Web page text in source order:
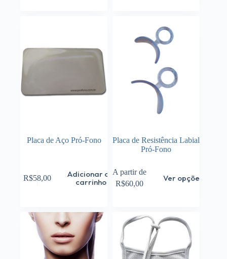
Placa de Aço Pró-Fono
R$58,00
Adicionar ao
carrinho
Placa de Resistência Labial
Pró-Fono
A partir de
R$60,00
Ver opções
Este
produto
tem
opções
podem
escolhidas